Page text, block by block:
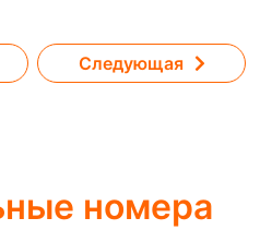
Следующая
номера